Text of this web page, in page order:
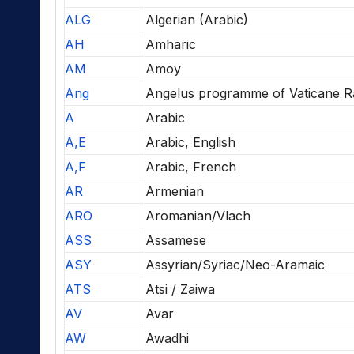
ALG
Algerian (Arabic)
AH
Amharic
AM
Amoy
Ang
Angelus programme of Vaticane
A
Arabic
A,E
Arabic, English
A,F
Arabic, French
AR
Armenian
ARO
Aromanian/Vlach
ASS
Assamese
ASY
Assyrian/Syriac/Neo-Aramaic
ATS
Atsi / Zaiwa
AV
Avar
AW
Awadhi